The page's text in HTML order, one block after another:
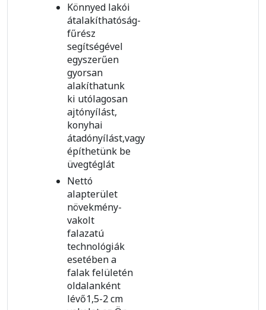
Könnyed lakói
átalakíthatóság-
fűrész
segítségével
egyszerűen
gyorsan
alakíthatunk
ki utólagosan
ajtónyílást,
konyhai
átadónyílást,vagy
építhetünk be
üvegtéglát
Nettó
alapterület
növekmény-
vakolt
falazatú
technológiák
esetében a
falak felületén
oldalanként
lévő1,5-2 cm